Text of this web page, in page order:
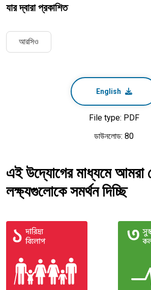
যার দ্বারা প্রকাশিত
আরসিও
English
File type: PDF
ডাউনলোড: 80
এই উদ্যোগের মাধ্যমে আমরা
লক্ষ্যগুলোকে সমর্থন দিচ্ছি